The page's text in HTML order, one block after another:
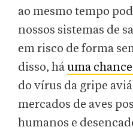
ao mesmo tempo
nossos sistemas de
em risco de forma
disso, háuma
do vírus da gripe
mercados de aves
humanos e